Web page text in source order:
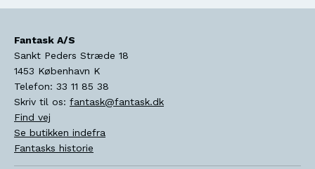
Fantask A/S
Sankt Peders Stræde 18
1453 København K
Telefon: 33 11 85 38
Skriv til os: fantask@fantask.dk
Find vej
Se butikken indefra
Fantasks historie